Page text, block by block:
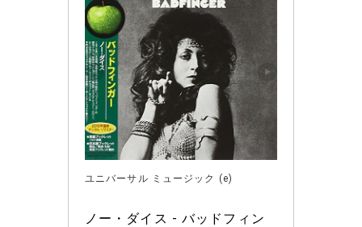
ユニバーサル ミュージック (e)
ノー・ダイス - バッドフィン